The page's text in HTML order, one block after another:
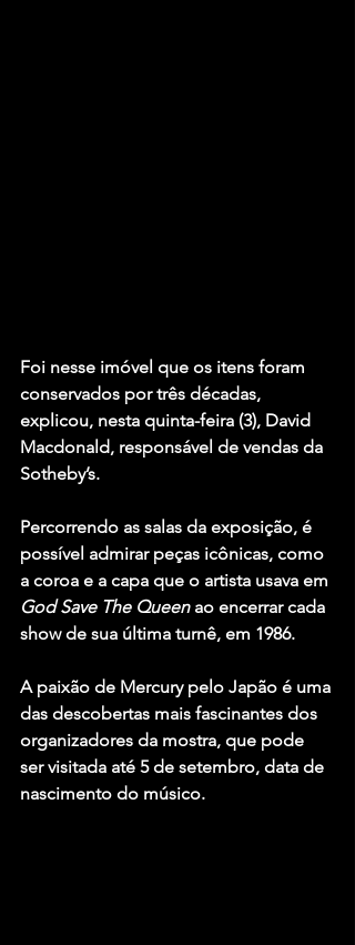
Foi nesse imóvel que os itens foram
conservados por três décadas,
explicou, nesta quinta-feira (3), David
Macdonald, responsável de vendas da
Sotheby’s.
Percorrendo as salas da exposição, é
possível admirar peças icônicas, como
a coroa e a capa que o artista usava em
God Save The Queen ao encerrar cada
show de sua última turnê, em 1986.
A paixão de Mercury pelo Japão é uma
das descobertas mais fascinantes dos
organizadores da mostra, que pode
ser visitada até 5 de setembro, data de
nascimento do músico.